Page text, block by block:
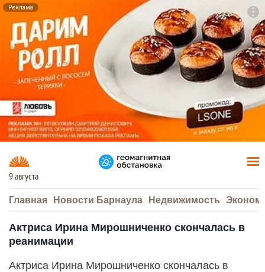
Реклама
9 августа
Главная Новости Барнаула Недвижимость
Актриса Ирина Мирошниченко скончалась в
реанимации
Актриса Ирина Мирошниченко скончалась в